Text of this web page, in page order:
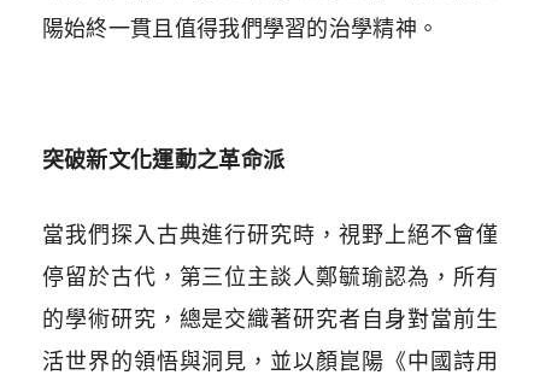
陽始終一貫且值得我們學習的治學精神。
突破新文化運動之革命派
當我們探入古典進行研究時，視野上絕不會僅
停留於古代，第三位主談人鄭毓瑜認為，所有
的學術研究，總是交織著研究者自身對當前生
活世界的領悟與洞見，並以顏崑陽《中國詩用